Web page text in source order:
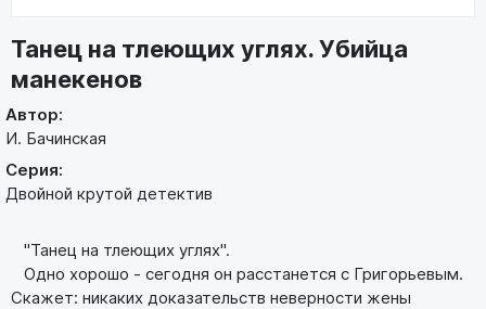
Танец на тлеющих углях. Убийца
манекенов
Автор:
И. Бачинская
Серия:
Двойной крутой детектив
"Танец на тлеющих углях".
Одно хорошо - сегодня он расстанется с Григорьевым.
Скажет: никаких доказательств неверности жены